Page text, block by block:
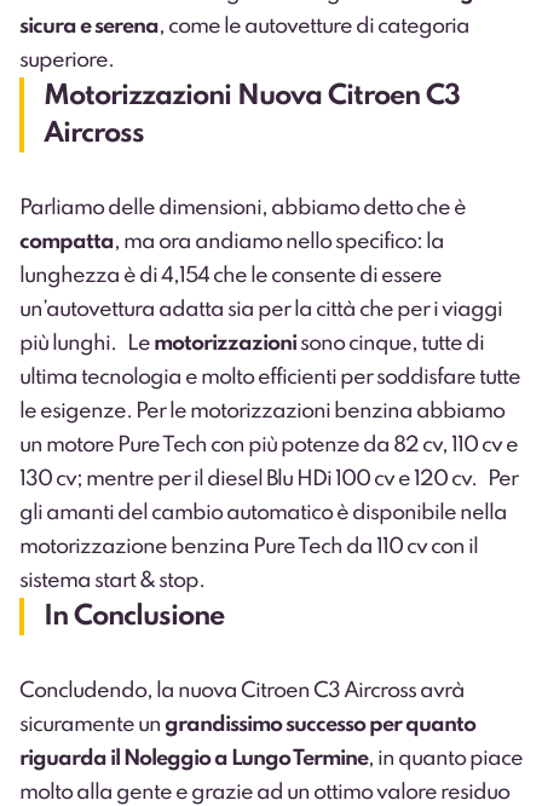
sicura e serena, come le autovetture di categoria
superiore.
Motorizzazioni Nuova Citroen C3
Aircross
Parliamo delle dimensioni, abbiamo detto che è
compatta, ma ora andiamo nello specifico: la
lunghezza è di 4,154 che le consente di essere
un’autovettura adatta sia per la città che per i viaggi
più lunghi. Le motorizzazioni sono cinque, tutte di
ultima tecnologia e molto efficienti per soddisfare tutte
le esigenze. Per le motorizzazioni benzina abbiamo
un motore Pure Tech con più potenze da 82 cv, 110 cv e
130 cv; mentre per il diesel Blu HDi 100 cv e 120 cv. Per
gli amanti del cambio automatico è disponibile nella
motorizzazione benzina Pure Tech da 110 cv con il
sistema start & stop.
In Conclusione
Concludendo, la nuova Citroen C3 Aircross avrà
sicuramente un grandissimo successo per quanto
riguarda il Noleggio a Lungo Termine, in quanto piace
molto alla gente e grazie ad un ottimo valore residuo